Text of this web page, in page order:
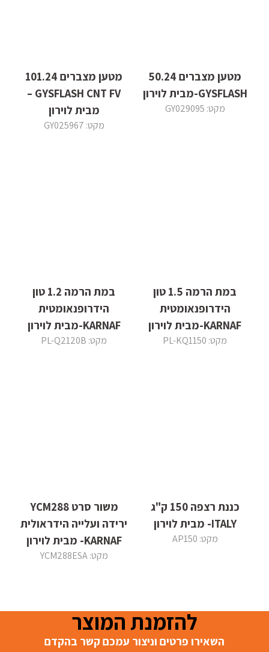
מטען מצברים 50.24
GYSFLASH-מבית לוירון
מקט: GY029095
מטען מצברים 101.24
GYSFLASH CNT FV –
מבית לוירון
מקט: GY025967
במת הרמה 1.5 טון
הידרופנאומטית
KARNAF-מבית לוירון
מקט: PL-KQ1150
במת הרמה 1.2 טון
הידרופנאומטית
KARNAF-מבית לוירון
מקט: PL-Q2120B
כננת רצפה 150 ק"ג
ITALY- מבית לוירון
מקט: AP150
משור סרט YCM288
ירידה ועלייה הידראולית
KARNAF- מבית לוירון
מקט: YCM288ESA
להזמנת המוצר
השאירו פרטים וניצור עמכם קשר בהקדם